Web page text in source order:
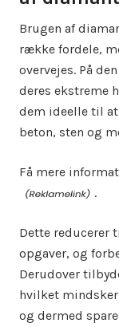
Brugen af
række fordele,
overvejes. På
deres ekstreme
dem ideelle til
beton, sten og
Få mere
.
Dette reducerer
opgaver, og
Derudover
hvilket
og dermed